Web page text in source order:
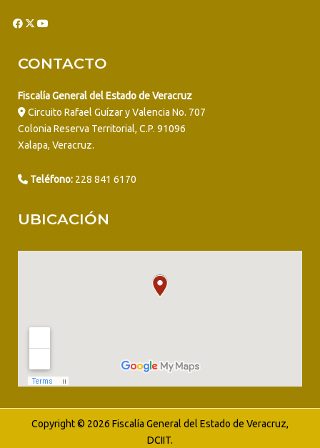
CONTACTO
Fiscalía General del Estado de Veracruz
Circuito Rafael Guízar y Valencia No. 707
Colonia Reserva Territorial, C.P. 91096
Xalapa, Veracruz.
Teléfono: 228 841 6170
UBICACIÓN
Copyright © 2026 Fiscalía General del Estado de Veracruz,
DCIIT.